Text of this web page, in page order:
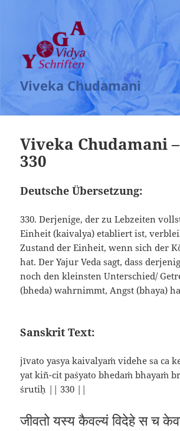
Viveka Chudamani
Viveka Chudamani
330
Deutsche Übersetzung:
330. Derjenige, der zu Lebzeiten
Einheit (kaivalya) etabliert ist,
Zustand der Einheit, wenn sich der
hat. Der Yajur Veda sagt, dass
noch den kleinsten Unterschied/
(bheda) wahrnimmt, Angst (bhaya)
Sanskrit Text:
jīvato yasya kaivalyaṁ videhe sa ca
yat kiñ-cit paśyato bhedaṁ bhayaṁ
śrutiḥ || 330 ||
जीवतो यस्य कैवल्यं विदेहे स च